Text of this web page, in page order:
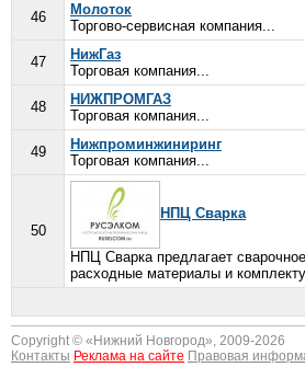
46
Молоток
Торгово-сервисная компания...
47
НижГаз
Торговая компания...
48
НИЖПРОМГАЗ
Торговая компания...
49
Нижпроминжиниринг
Торговая компания...
50
НПЦ Сварка
НПЦ Сварка предлагает
расходные материалы и
Copyright © « Нижний Новгород», 2009-2026
Контакты Реклама на сайте Правовая